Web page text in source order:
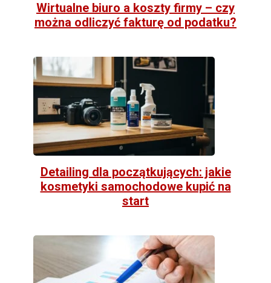
Wirtualne biuro a koszty firmy – czy
można odliczyć fakturę od podatku?
Detailing dla początkujących: jakie
kosmetyki samochodowe kupić na
start